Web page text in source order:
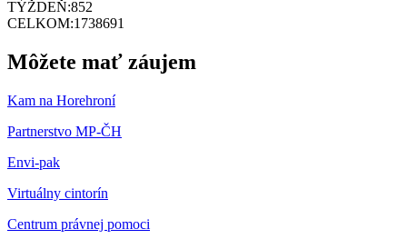
TÝŽDEŇ:852
CELKOM:1738691
Môžete mať záujem
Kam na Horehroní
Partnerstvo MP-ČH
Envi-pak
Virtuálny cintorín
Centrum právnej pomoci